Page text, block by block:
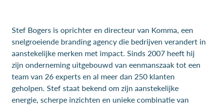
Stef Bogers is oprichter en directeur van Komma, een
snelgroeiende branding agency die bedrijven verandert in
aanstekelijke merken met impact. Sinds 2007 heeft hij
zijn onderneming uitgebouwd van eenmanszaak tot een
team van 26 experts en al meer dan 250 klanten
geholpen. Stef staat bekend om zijn aanstekelijke
energie, scherpe inzichten en unieke combinatie van